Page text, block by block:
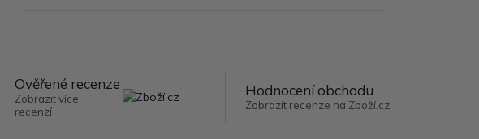
Ověřené recenze
Zobrazit více
recenzí
Hodnocení obchodu
Zobrazit recenze na Zboží.cz